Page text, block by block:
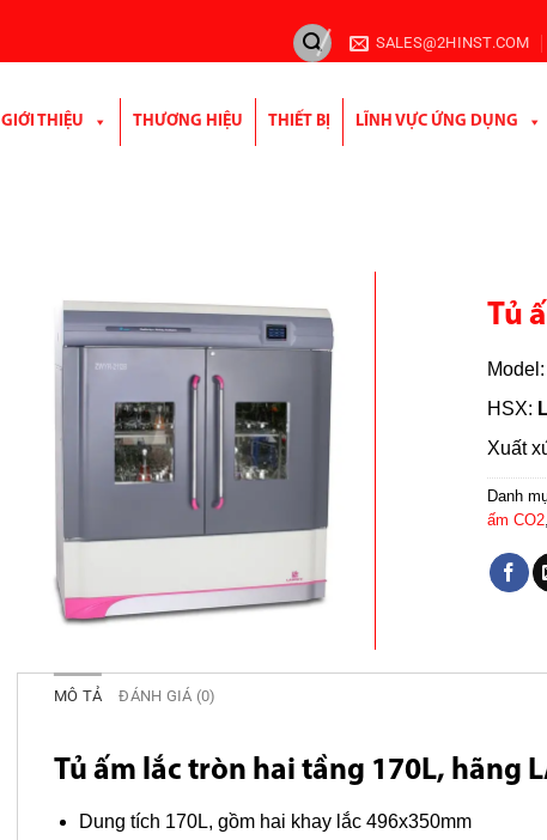
SALES@2HINST.COM
GIỚI THIỆU THƯƠNG HIỆU THIẾT BỊ LĨNH VỰC ỨNG DỤNG
Tủ
HSX:
Xuất
Danh
ấm CO2
MÔ TẢ ĐÁNH GIÁ (0)
Tủ ấm lắc tròn hai tầng 170L, hãng
Dung tích 170L, gồm hai khay lắc 496x350mm